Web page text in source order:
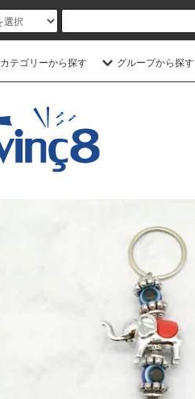
カテゴリーから探す グループから探す